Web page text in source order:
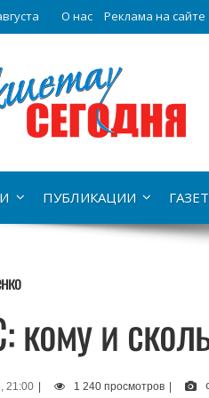
О нас Реклама на сайте
ПУБЛИКАЦИИ
и
21:00 | 1 240 просмотров |